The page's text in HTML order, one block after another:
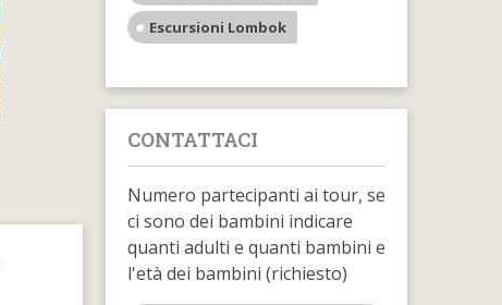
Escursioni Lombok
CONTATTACI
Numero partecipanti ai tour, se
ci sono dei bambini indicare
quanti adulti e quanti bambini e
l'età dei bambini (richiesto)